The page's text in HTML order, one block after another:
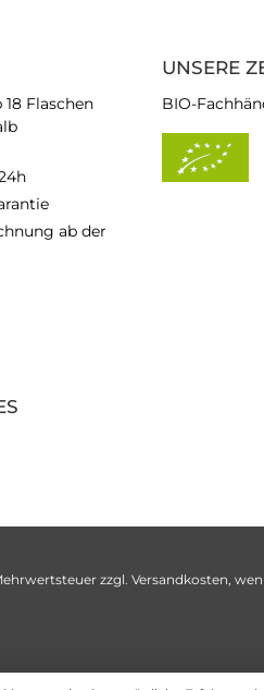
Flaschen
ab der
UNSERE
BIO-
zzgl. Versandkosten,